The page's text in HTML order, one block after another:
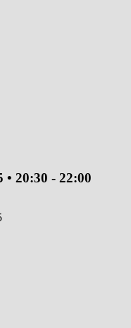
• 20:30 - 22:00